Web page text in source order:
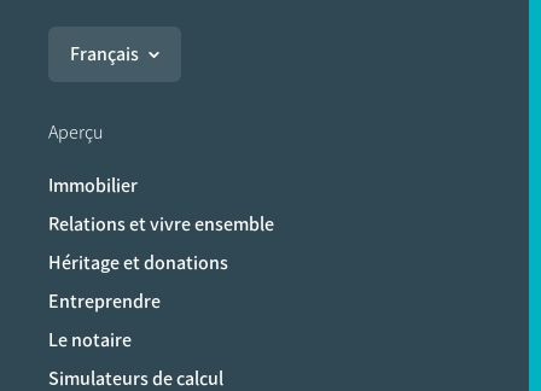
Français
Aperçu
Immobilier
Relations et vivre ensemble
Héritage et donations
Entreprendre
Le notaire
Simulateurs de calcul